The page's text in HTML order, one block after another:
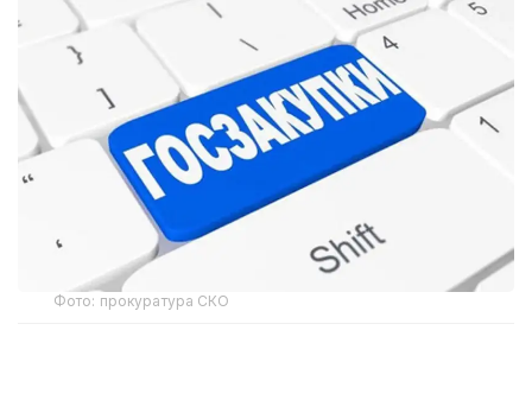
Фото: прокуратура СКО